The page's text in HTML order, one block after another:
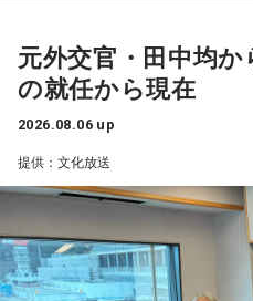
※6歳以上チケット必要。未就
※夕方以降にのみ入場が可能
数で発売予定です。
●主催： 主催：FM802 /
（事務局構成団体＝FM802/ウ
阪/GREENS CORPORATION/
スマッシュウエスト/ソーゴ
●特別協賛：マクセル株式会社
●協賛： ZIPPO / tabiwa by
CLAPPER / club JOULE / club
twice / FootRock&BEERS /
●チケット：
3DAYS PASS（全会場共通3
SATURDAY/SUNDAY/
券） ￥5,000
います。大学進学ではなくプ
いただけますか？ また、高校
界でも役立っていることがあれ
川和高校野球部監督の平野先
た野球ノートは今でも毎日記
役立っています。
済にとって相当なダメージが
してなりません。特に政治とい
するに国を治めるとき、過去
長、外務大臣、大蔵大臣を務め
いたときに基本的な事項の知
識があることが総理大臣の条
のない人がなったなら、もう
か、という気がします」
元外交官・田中均
の就任から現在
2026.08.06 up
提供：文化放送